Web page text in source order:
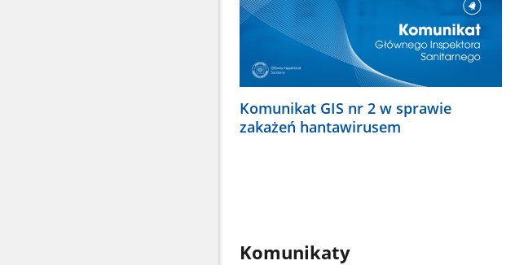
Komunikat GIS nr 2 w sprawie
zakażeń hantawirusem
Komunikaty